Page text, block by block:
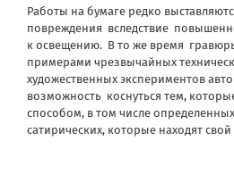
Работы на бумаге редко
повреждения вследствие
к освещению. В то же время
примерами чрезвычайных
художественных экспериментов
возможность коснуться тем,
способом, в том числе определенных
сатирических, которые находят